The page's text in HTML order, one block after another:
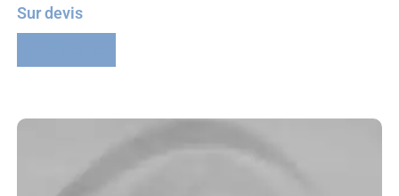
Sur devis